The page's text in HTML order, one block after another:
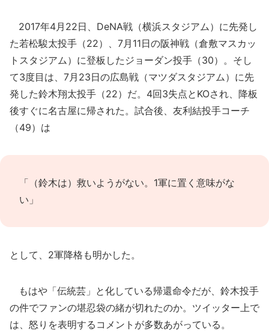
2017年4月22日、DeNA戦（横浜スタジアム）に先発し
た若松駿太投手（22）、7月11日の阪神戦（倉敷マスカッ
トスタジアム）に登板したジョーダン投手（30）。そし
て3度目は、7月23日の広島戦（マツダスタジアム）に先
発した鈴木翔太投手（22）だ。4回3失点とKOされ、降板
後すぐに名古屋に帰された。試合後、友利結投手コーチ
（49）は
「（鈴木は）救いようがない。1軍に置く意味がな
い」
として、2軍降格も明かした。
もはや「伝統芸」と化している帰還命令だが、鈴木投手
の件でファンの堪忍袋の緒が切れたのか。ツイッター上で
は、怒りを表明するコメントが多数あがっている。